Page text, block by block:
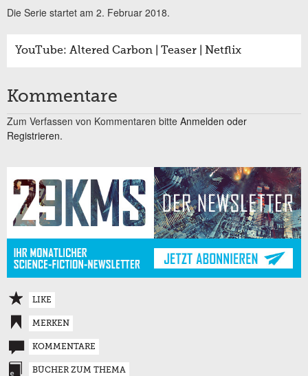
Die Serie startet am 2. Februar 2018.
YouTube: Altered Carbon | Teaser | Netflix
Kommentare
Zum Verfassen von Kommentaren bitte Anmelden oder
Registrieren.
LIKE
MERKEN
KOMMENTARE
BÜCHER ZUM THEMA